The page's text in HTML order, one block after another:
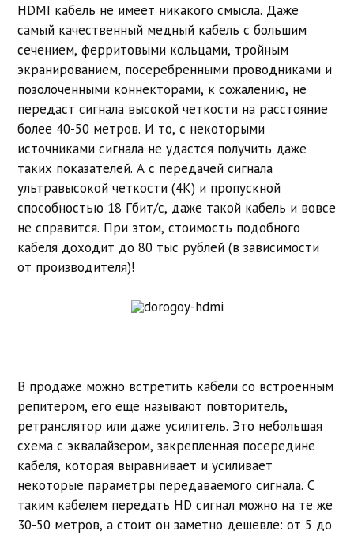
HDMI кабель не имеет никакого смысла. Даже
самый качественный медный кабель с большим
сечением, ферритовыми кольцами, тройным
экранированием, посеребренными проводниками и
позолоченными коннекторами, к сожалению, не
передаст сигнала высокой четкости на расстояние
более 40-50 метров. И то, с некоторыми
источниками сигнала не удастся получить даже
таких показателей. А с передачей сигнала
ультравысокой четкости (4K) и пропускной
способностью 18 Гбит/с, даже такой кабель и вовсе
не справится. При этом, стоимость подобного
кабеля доходит до 80 тыс рублей (в зависимости
от производителя)!
В продаже можно встретить кабели со встроенным
репитером, его еще называют повторитель,
ретранслятор или даже усилитель. Это небольшая
схема с эквалайзером, закрепленная посередине
кабеля, которая выравнивает и усиливает
некоторые параметры передаваемого сигнала. С
таким кабелем передать HD сигнал можно на те же
30-50 метров, а стоит он заметно дешевле: от 5 до